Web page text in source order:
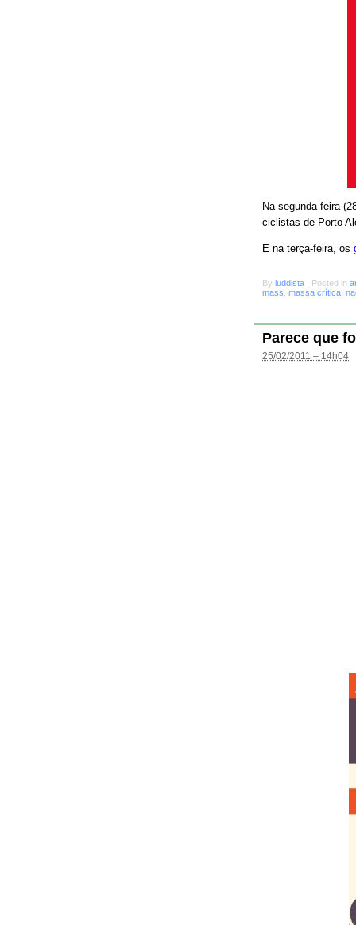
Na segunda-feira
ciclistas de Porto
E na terça-feira, os
By luddista | Posted in
mass massa crítica
Parece que
25/02/2011 – 14h04